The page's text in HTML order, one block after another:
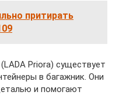
притирать
Priora) существует
в багажник. Они
и помогают